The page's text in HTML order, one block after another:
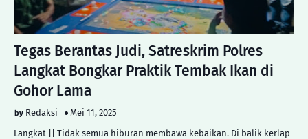
Tegas Berantas Judi, Satreskrim Polres
Langkat Bongkar Praktik Tembak Ikan di
Gohor Lama
Redaksi
Mei 11, 2025
Langkat || Tidak semua hiburan membawa kebaikan. Di balik kerlap-